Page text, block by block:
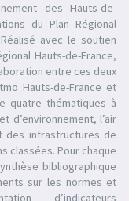
des Hauts-de-
du Plan Régional
Réalisé avec le soutien
Hauts-de-France,
entre ces deux
Hauts-de-France et
quatre thématiques à
d’environnement, l’air
des infrastructures de
classées. Pour chaque
bibliographique
sur les normes et
d’indicateurs